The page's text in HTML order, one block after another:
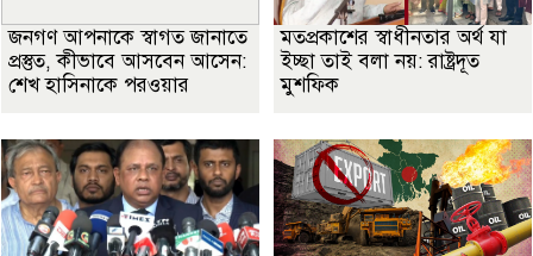
জনগণ আপনাকে স্বাগত জানাতে
প্রস্তুত, কীভাবে আসবেন আসেন:
শেখ হাসিনাকে পরওয়ার
মতপ্রকাশের স্বাধীনতার অর্থ যা
ইচ্ছা তাই বলা নয়: রাষ্ট্রদূত
মুশফিক